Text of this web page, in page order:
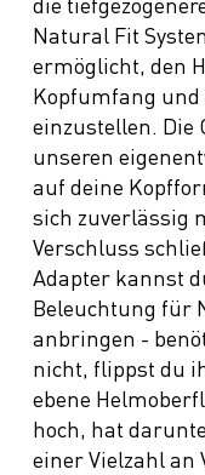
Natural Fit
ermöglicht, den
Kopfumfang und
einzustellen. Die
unseren
auf deine
sich zuverlässig
Verschluss
Adapter kannst
Beleuchtung für
anbringen -
nicht, flippst du
ebene
hoch, hat
einer Vielzahl an